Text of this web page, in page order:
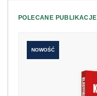
POLECANE PUBLIKACJE
NOWOŚĆ